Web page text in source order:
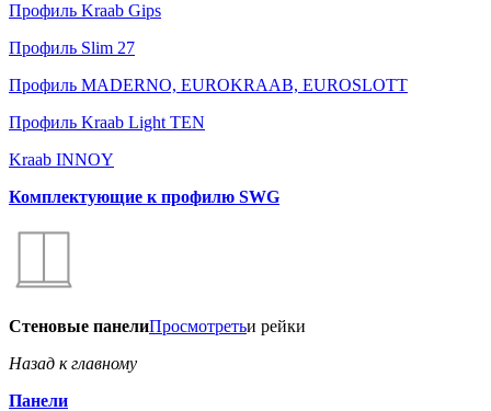
Профиль Kraab Gips
Профиль Slim 27
Профиль MADERNO, EUROKRAAB, EUROSLOTT
Профиль Kraab Light TEN
Kraab INNOY
Комплектующие к профилю SWG
Стеновые панелиПросмотретьи рейки
Назад к главному
Панели